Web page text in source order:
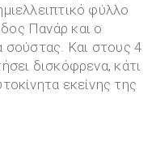
φύλλο
Πανάρ και ο
σούστας. Και στους 4
δισκόφρενα, κάτι
εκείνης της